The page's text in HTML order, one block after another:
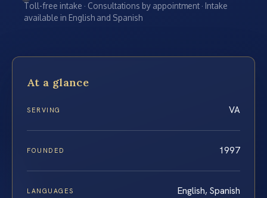
Toll-free intake · Consultations by appointment · Intake
available in English and Spanish
At a glance
SERVING VA
FOUNDED 1997
LANGUAGES English, Spanish